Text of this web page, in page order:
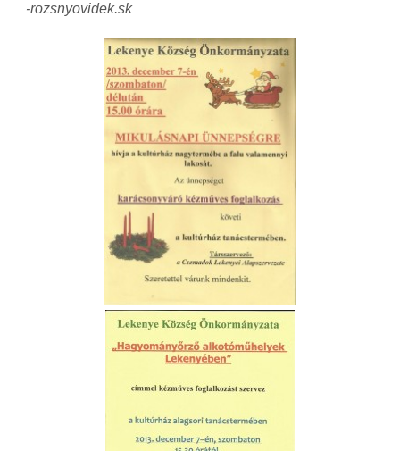
-rozsnyovidek.sk